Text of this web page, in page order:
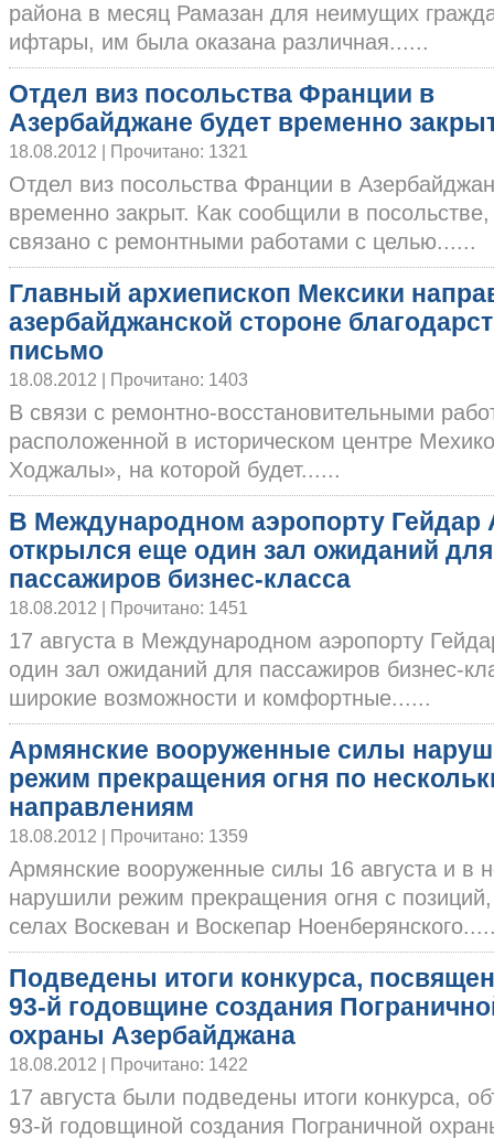
района в месяц Рамазан для неимущих
ифтары, им была оказана различная......
Отдел виз посольства Франции в
Азербайджане будет временно
18.08.2012 | Прочитано: 1321
Отдел виз посольства Франции в
временно закрыт. Как сообщили в
связано с ремонтными работами с целью......
Главный архиепископ Мексики
азербайджанской стороне
письмо
18.08.2012 | Прочитано: 1403
В связи с ремонтно-восстановительными
расположенной в историческом центре
Ходжалы», на которой будет......
В Международном аэропорту Гейдар
открылся еще один зал ожиданий для
пассажиров бизнес-класса
18.08.2012 | Прочитано: 1451
17 августа в Международном аэропорту
один зал ожиданий для пассажиров бизнес-
широкие возможности и комфортные......
Армянские вооруженные силы
режим прекращения огня по
направлениям
18.08.2012 | Прочитано: 1359
Армянские вооруженные силы 16 августа и в
нарушили режим прекращения огня с
селах Воскеван и Воскепар
Подведены итоги конкурса,
93-й годовщине создания
охраны Азербайджана
18.08.2012 | Прочитано: 1422
17 августа были подведены итоги конкурса,
93-й годовщиной создания Пограничной